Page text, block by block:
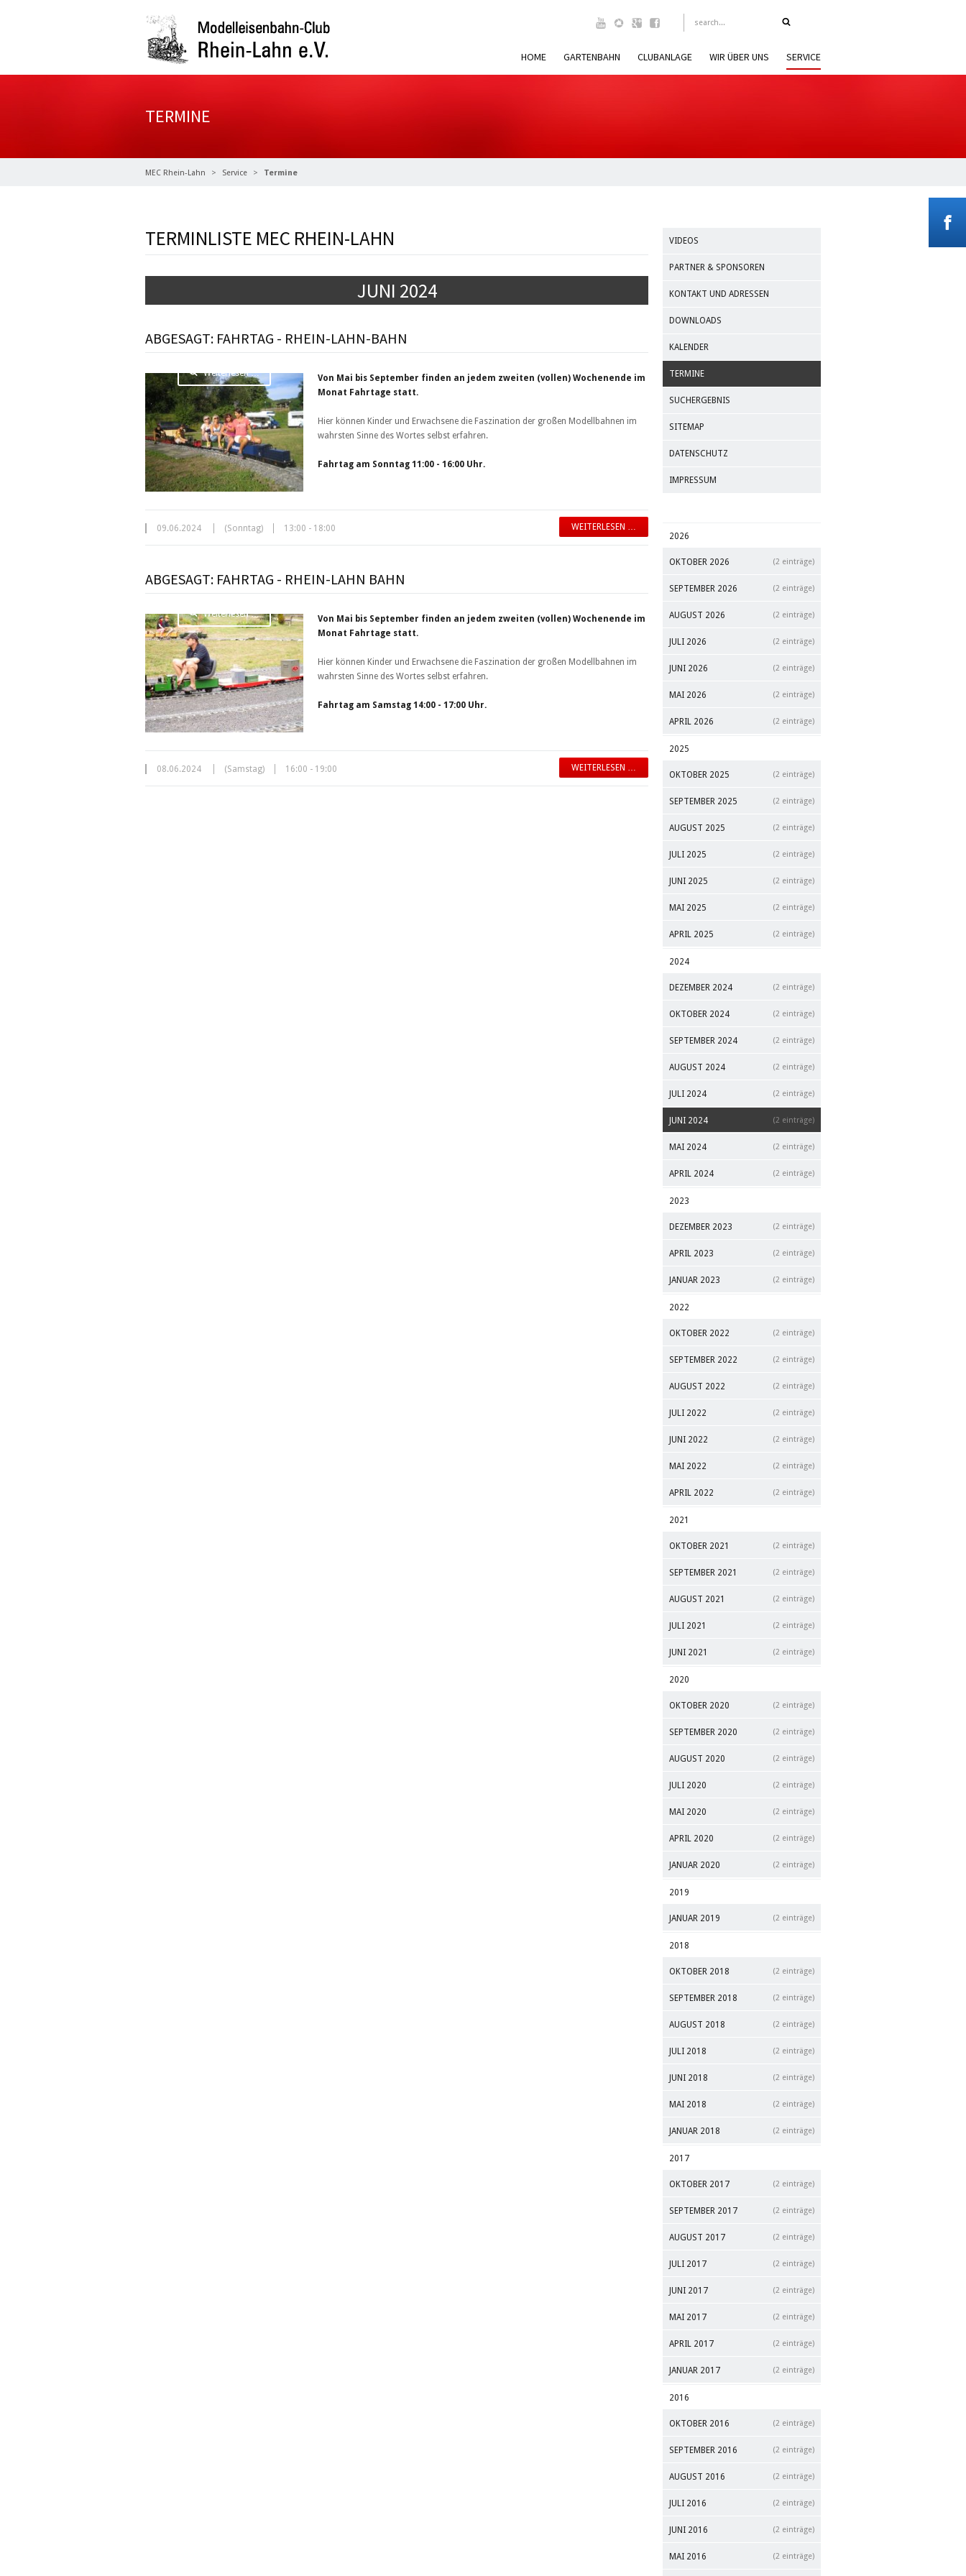
HOME GARTENBAHN CLUBANLAGE WIR ÜBER UNS SERVICE
TERMINE
MEC Rhein-Lahn Service Termine
TERMINLISTE MEC RHEIN-LAHN
JUNI 2024
ABGESAGT: FAHRTAG - RHEIN-LAHN-BAHN
Weiterlesen …
Von Mai bis September finden an jedem zweiten (vollen) Wochenende im
Monat Fahrtage statt.
Hier können Kinder und Erwachsene die Faszination der großen Modellbahnen im
wahrsten Sinne des Wortes selbst erfahren.
Fahrtag am Sonntag 11:00 - 16:00 Uhr.
09.06.2024 (Sonntag) 13:00 - 18:00 WEITERLESEN …
ABGESAGT: FAHRTAG - RHEIN-LAHN BAHN
Weiterlesen …
Von Mai bis September finden an jedem zweiten (vollen) Wochenende im
Monat Fahrtage statt.
Hier können Kinder und Erwachsene die Faszination der großen Modellbahnen im
wahrsten Sinne des Wortes selbst erfahren.
Fahrtag am Samstag 14:00 - 17:00 Uhr.
08.06.2024 (Samstag) 16:00 - 19:00 WEITERLESEN …
VIDEOS
PARTNER & SPONSOREN
KONTAKT UND ADRESSEN
DOWNLOADS
KALENDER
TERMINE
SUCHERGEBNIS
SITEMAP
DATENSCHUTZ
IMPRESSUM
2026
OKTOBER 2026 (2 einträge)
SEPTEMBER 2026 (2 einträge)
AUGUST 2026 (2 einträge)
JULI 2026 (2 einträge)
JUNI 2026 (2 einträge)
MAI 2026 (2 einträge)
APRIL 2026 (2 einträge)
2025
OKTOBER 2025 (2 einträge)
SEPTEMBER 2025 (2 einträge)
AUGUST 2025 (2 einträge)
JULI 2025 (2 einträge)
JUNI 2025 (2 einträge)
MAI 2025 (2 einträge)
APRIL 2025 (2 einträge)
2024
DEZEMBER 2024 (2 einträge)
OKTOBER 2024 (2 einträge)
SEPTEMBER 2024 (2 einträge)
AUGUST 2024 (2 einträge)
JULI 2024 (2 einträge)
JUNI 2024 (2 einträge)
MAI 2024 (2 einträge)
APRIL 2024 (2 einträge)
2023
DEZEMBER 2023 (2 einträge)
APRIL 2023 (2 einträge)
JANUAR 2023 (2 einträge)
2022
OKTOBER 2022 (2 einträge)
SEPTEMBER 2022 (2 einträge)
AUGUST 2022 (2 einträge)
JULI 2022 (2 einträge)
JUNI 2022 (2 einträge)
MAI 2022 (2 einträge)
APRIL 2022 (2 einträge)
2021
OKTOBER 2021 (2 einträge)
SEPTEMBER 2021 (2 einträge)
AUGUST 2021 (2 einträge)
JULI 2021 (2 einträge)
JUNI 2021 (2 einträge)
2020
OKTOBER 2020 (2 einträge)
SEPTEMBER 2020 (2 einträge)
AUGUST 2020 (2 einträge)
JULI 2020 (2 einträge)
MAI 2020 (2 einträge)
APRIL 2020 (2 einträge)
JANUAR 2020 (2 einträge)
2019
JANUAR 2019 (2 einträge)
2018
OKTOBER 2018 (2 einträge)
SEPTEMBER 2018 (2 einträge)
AUGUST 2018 (2 einträge)
JULI 2018 (2 einträge)
JUNI 2018 (2 einträge)
MAI 2018 (2 einträge)
JANUAR 2018 (2 einträge)
2017
OKTOBER 2017 (2 einträge)
SEPTEMBER 2017 (2 einträge)
AUGUST 2017 (2 einträge)
JULI 2017 (2 einträge)
JUNI 2017 (2 einträge)
MAI 2017 (2 einträge)
APRIL 2017 (2 einträge)
JANUAR 2017 (2 einträge)
2016
OKTOBER 2016 (2 einträge)
SEPTEMBER 2016 (2 einträge)
AUGUST 2016 (2 einträge)
JULI 2016 (2 einträge)
JUNI 2016 (2 einträge)
MAI 2016 (2 einträge)